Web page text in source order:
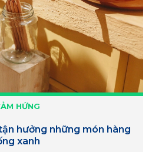
HỨNG
hưởng những món hàng
xanh